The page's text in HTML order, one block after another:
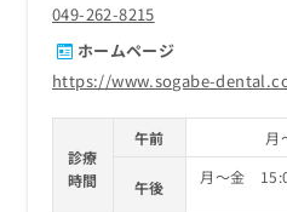
049-262-8215
ホームページ
https://www.sogabe-
診療
時間
午前 月
午後
月～金